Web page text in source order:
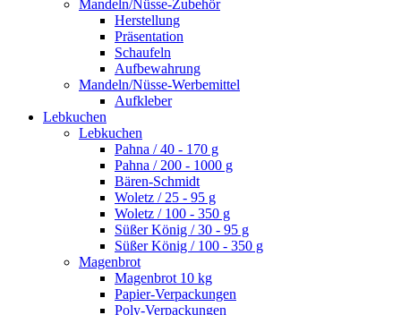
Mandeln/Nüsse-Zubehör
Herstellung
Präsentation
Schaufeln
Aufbewahrung
Mandeln/Nüsse-Werbemittel
Aufkleber
Lebkuchen
Lebkuchen
Pahna / 40 - 170 g
Pahna / 200 - 1000 g
Bären-Schmidt
Woletz / 25 - 95 g
Woletz / 100 - 350 g
Süßer König / 30 - 95 g
Süßer König / 100 - 350 g
Magenbrot
Magenbrot 10 kg
Papier-Verpackungen
Poly-Verpackungen